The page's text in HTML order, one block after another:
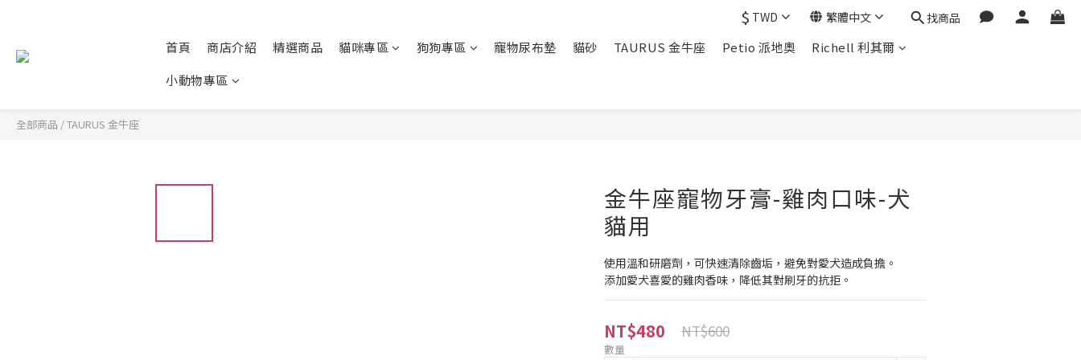
$ TWD 繁體中文 找商品
首頁 商店介紹 精選商品 貓咪專區 狗狗專區 寵物尿布墊 貓砂 TAURUS 金牛座 Petio 派地奧
Richell 利其爾
小動物專區
全部商品 /TAURUS 金牛座
金牛座寵物牙膏-雞肉口味-犬
貓用
使用溫和研磨劑，可快速清除齒垢，避免對愛犬造成負擔。
添加愛犬喜愛的雞肉香味，降低其對刷牙的抗拒。
NT$480 NT$600
數量